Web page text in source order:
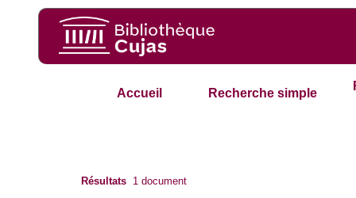
Accueil Recherche simple
Résultats 1 document